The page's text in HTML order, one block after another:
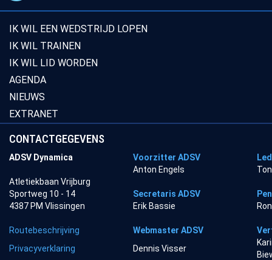
IK WIL EEN WEDSTRIJD LOPEN
IK WIL TRAINEN
IK WIL LID WORDEN
AGENDA
NIEUWS
EXTRANET
CONTACTGEGEVENS
ADSV Dynamica Voorzitter ADSV
Anton Engels
Atletiekbaan Vrijburg
Sportweg 10 - 14
Secretaris ADSV
4387 PM Vlissingen
Erik Bassie
Routebeschrijving Webmaster ADSV
Privacyverklaring
Dennis Visser